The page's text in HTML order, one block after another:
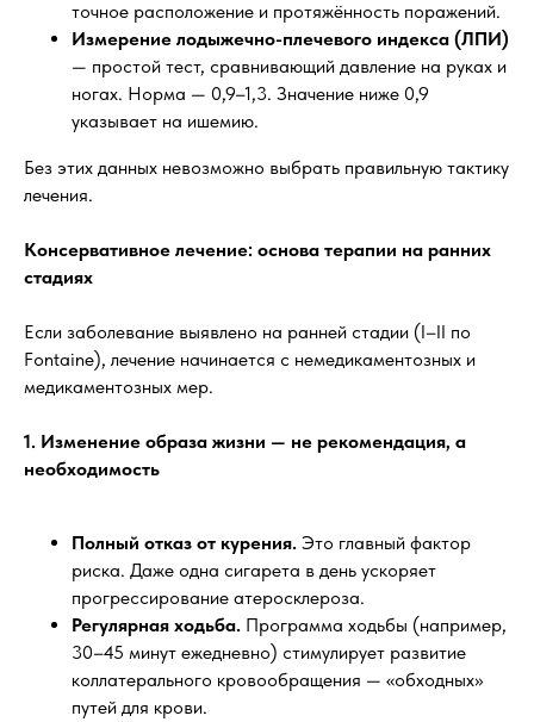
точное расположение и протяжённость поражений.
Измерение лодыжечно-плечевого индекса (ЛПИ)
— простой тест, сравнивающий давление на руках и
ногах. Норма — 0,9–1,3. Значение ниже 0,9
указывает на ишемию.
Без этих данных невозможно выбрать правильную тактику
лечения.
Консервативное лечение: основа терапии на ранних
стадиях
Если заболевание выявлено на ранней стадии (I–II по
Fontaine), лечение начинается с немедикаментозных и
медикаментозных мер.
1. Изменение образа жизни — не рекомендация, а
необходимость
Полный отказ от курения. Это главный фактор
риска. Даже одна сигарета в день ускоряет
прогрессирование атеросклероза.
Регулярная ходьба. Программа ходьбы (например,
30–45 минут ежедневно) стимулирует развитие
коллатерального кровообращения — «обходных»
путей для крови.